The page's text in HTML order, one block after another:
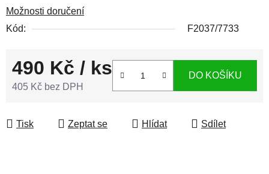
Možnosti doručení
Kód:
F2037/7733
490 Kč / ks
405 Kč bez DPH
DO KOŠÍKU
Tisk Zeptat se Hlídat Sdílet